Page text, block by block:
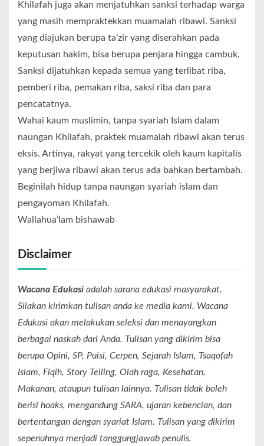
Khilafah juga akan menjatuhkan sanksi terhadap warga
yang masih mempraktekkan muamalah ribawi. Sanksi
yang diajukan berupa ta’zir yang diserahkan pada
keputusan hakim, bisa berupa penjara hingga cambuk.
Sanksi dijatuhkan kepada semua yang terlibat riba,
pemberi riba, pemakan riba, saksi riba dan para
pencatatnya.
Wahai kaum muslimin, tanpa syariah Islam dalam
naungan Khilafah, praktek muamalah ribawi akan terus
eksis. Artinya, rakyat yang tercekik oleh kaum kapitalis
yang berjiwa ribawi akan terus ada bahkan bertambah.
Beginilah hidup tanpa naungan syariah islam dan
pengayoman Khilafah.
Wallahua’lam bishawab
Disclaimer
Wacana Edukasi adalah sarana edukasi masyarakat.
Silakan kirimkan tulisan anda ke media kami. Wacana
Edukasi akan melakukan seleksi dan menayangkan
berbagai naskah dari Anda. Tulisan yang dikirim bisa
berupa Opini, SP, Puisi, Cerpen, Sejarah Islam, Tsaqofah
Islam, Fiqih, Story Telling, Olah raga, Kesehatan,
Makanan, ataupun tulisan lainnya. Tulisan tidak boleh
berisi hoaks, mengandung SARA, ujaran kebencian, dan
bertentangan dengan syariat Islam. Tulisan yang dikirim
sepenuhnya menjadi tanggungjawab penulis.